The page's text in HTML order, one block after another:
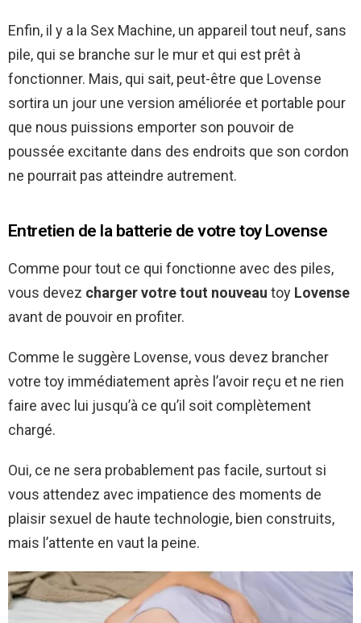
Enfin, il y a la Sex Machine, un appareil tout neuf, sans
pile, qui se branche sur le mur et qui est prêt à
fonctionner. Mais, qui sait, peut-être que Lovense
sortira un jour une version améliorée et portable pour
que nous puissions emporter son pouvoir de
poussée excitante dans des endroits que son cordon
ne pourrait pas atteindre autrement.
Entretien de la batterie de votre toy Lovense
Comme pour tout ce qui fonctionne avec des piles,
vous devez charger votre tout nouveau toy Lovense
avant de pouvoir en profiter.
Comme le suggère Lovense, vous devez brancher
votre toy immédiatement après l’avoir reçu et ne rien
faire avec lui jusqu’à ce qu’il soit complètement
chargé.
Oui, ce ne sera probablement pas facile, surtout si
vous attendez avec impatience des moments de
plaisir sexuel de haute technologie, bien construits,
mais l’attente en vaut la peine.